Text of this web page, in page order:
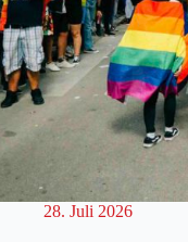
28. Juli 2026